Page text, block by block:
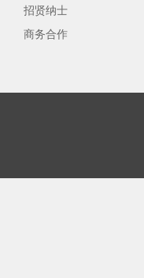
招贤纳士
商务合作